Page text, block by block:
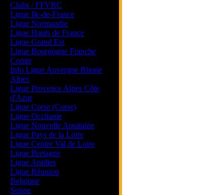
Clubs / FFVRC
Ligue Ile-de-France
Ligue Normandie
Ligue Hauts de France
Ligue Grand Est
Ligue Bourgogne Franche
Comte
Info Ligue Auvergne Rhone
Alpes
Ligue Provence Alpes Côte
d'Azur
Ligue Corse (Corse)
Ligue Occitanie
Ligue Nouvelle Aquitaine
Ligue Pays de la Loire
Ligue Centre Val de Loire
Ligue Bretagne
Ligue Antilles
Ligue Réunion
Belgique
Suisse